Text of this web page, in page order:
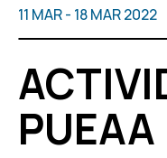
11 MAR - 18 MAR 2022
PUEAA